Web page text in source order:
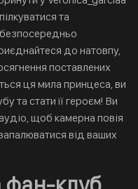
та
безпосередньо
до натовпу,
поставлених
ця мила принцеса, ви
та стати її героєм! Ви
щоб камерна повія
від ваших